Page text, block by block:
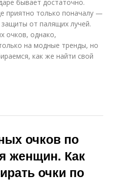
бывает достаточно.
приятно только поначалу —
от палящих лучей.
очков, однако,
на модные тренды, но
как же найти свой
очков по
женщин. Как
очки по